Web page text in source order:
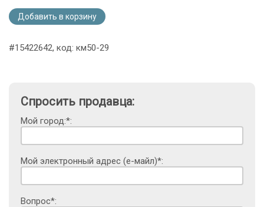
Добавить в корзину
#15422642, код: км50-29
Спросить продавца:
Мой город:*:
Мой электронный адрес (е-майл)*:
Вопрос*: